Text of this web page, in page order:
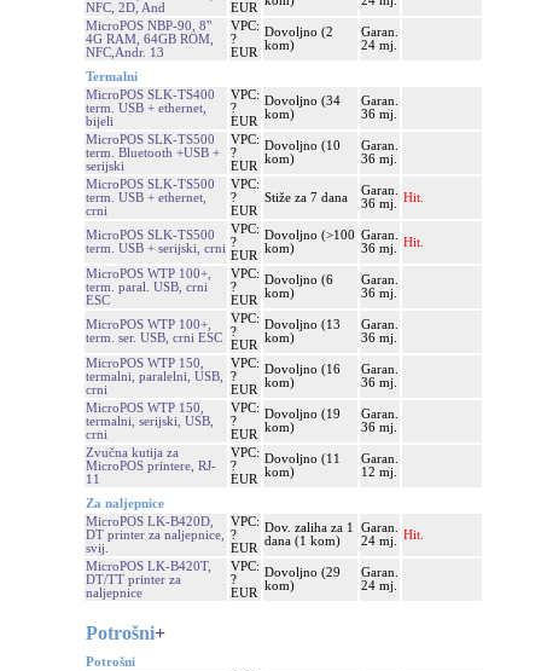
NFC, 2D, And
EUR
MicroPOS NBP-90, 8"
4G RAM, 64GB ROM,
NFC,Andr. 13
VPC:
?
EUR
Dovoljno (2
kom)
Garan.
24 mj.
Termalni
MicroPOS SLK-TS400
term. USB + ethernet,
bijeli
VPC:
?
EUR
Dovoljno (34
kom)
Garan.
36 mj.
MicroPOS SLK-TS500
term. Bluetooth +USB +
serijski
VPC:
?
EUR
Dovoljno (10
kom)
Garan.
36 mj.
MicroPOS SLK-TS500
term. USB + ethernet,
crni
VPC:
?
EUR
Stiže za 7 dana
Garan.
36 mj.
Hit.
MicroPOS SLK-TS500
term. USB + serijski, crni
VPC:
?
EUR
Dovoljno (>100
kom)
Garan.
36 mj.
Hit.
MicroPOS WTP 100+,
term. paral. USB, crni
ESC
VPC:
?
EUR
Dovoljno (6
kom)
Garan.
36 mj.
MicroPOS WTP 100+,
term. ser. USB, crni ESC
VPC:
?
EUR
Dovoljno (13
kom)
Garan.
36 mj.
MicroPOS WTP 150,
termalni, paralelni, USB,
crni
VPC:
?
EUR
Dovoljno (16
kom)
Garan.
36 mj.
MicroPOS WTP 150,
termalni, serijski, USB,
crni
VPC:
?
EUR
Dovoljno (19
kom)
Garan.
36 mj.
Zvučna kutija za
MicroPOS printere, RJ-
11
VPC:
?
EUR
Dovoljno (11
kom)
Garan.
12 mj.
Za naljepnice
MicroPOS LK-B420D,
DT printer za naljepnice,
svij.
VPC:
?
EUR
Dov. zaliha za 1
dana (1 kom)
Garan.
24 mj.
Hit.
MicroPOS LK-B420T,
DT/TT printer za
naljepnice
VPC:
?
EUR
Dovoljno (29
kom)
Garan.
24 mj.
Potrošni+
Potrošni